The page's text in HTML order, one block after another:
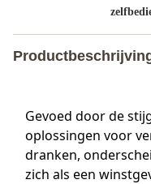
Gevoed door de
oplossingen voor
dranken,
zich als een